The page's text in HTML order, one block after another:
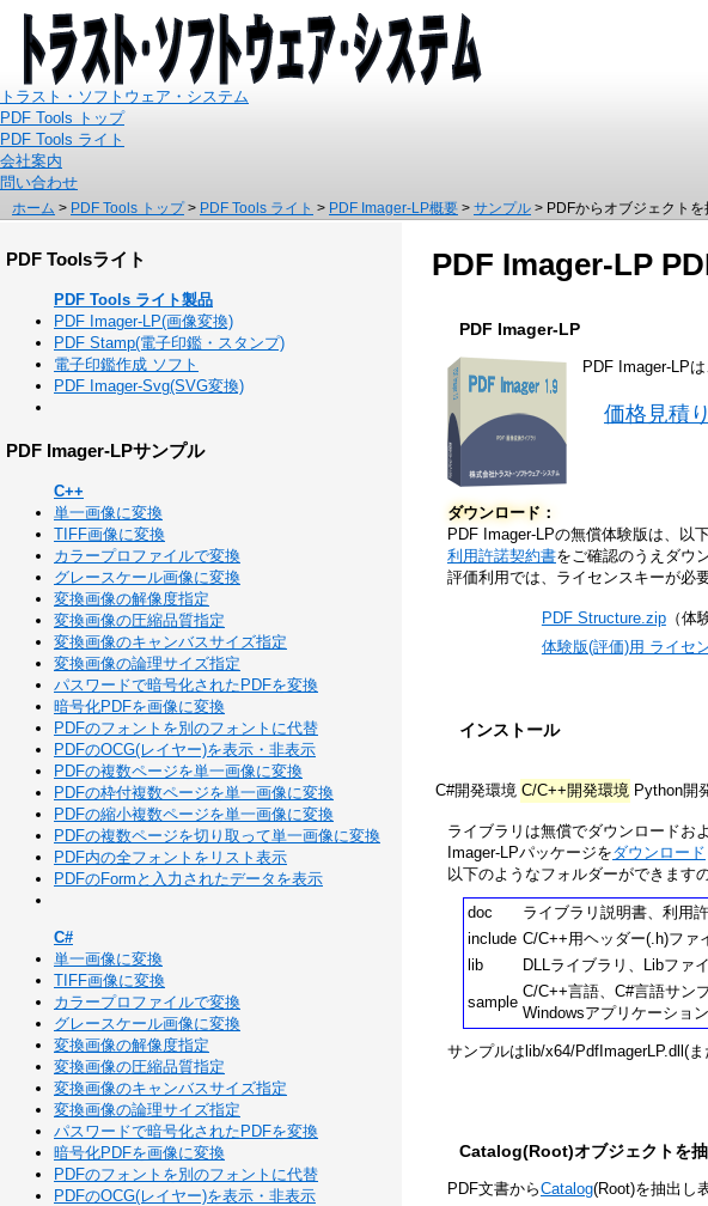
トラスト・ソフトウェア・システム
PDF Tools トップ
PDF Tools ライト
会社案内
問い合わせ
ホーム > PDF Tools トップ> PDF Tools ライト > PDF Imager-LP概要 > サンプル > PDFからオブジェクトを
PDF Imager-LP
PDF Imager-LP
PDF Imager-LP
価格見積り
ダウンロード：
PDF Imager-LPの無償体験版は、以
利用許諾契約書をご確認のうえダウ
評価利用では、ライセンスキーが必要
PDF Structure.zip（体
体験版(評価)用 ライセ
インストール
C#開発環境 C/C++開発環境 Python開
ライブラリは無償でダウンロードお
Imager-LPパッケージをダウンロード
以下のようなフォルダーができます
doc
ライブラリ説明書、利用
include C/C++用ヘッダー(.h)ファ
lib
DLLライブラリ、Libファ
sample
C/C++言語、C#言語サン
Windowsアプリケーショ
サンプルはlib/x64/PdfImagerLP.dll(
Catalog(Root)オブジェクトを
PDF文書からCatalog(Root)を抽出し
PDF Toolsライト
PDF Tools ライト製品
PDF Imager-LP(画像変換)
PDF Stamp(電子印鑑・スタンプ)
電子印鑑作成 ソフト
PDF Imager-Svg(SVG変換)
PDF Imager-LPサンプル
C++
単一画像に変換
TIFF画像に変換
カラープロファイルで変換
グレースケール画像に変換
変換画像の解像度指定
変換画像の圧縮品質指定
変換画像のキャンバスサイズ指定
変換画像の論理サイズ指定
パスワードで暗号化されたPDFを変換
暗号化PDFを画像に変換
PDFのフォントを別のフォントに代替
PDFのOCG(レイヤー)を表示・非表示
PDFの複数ページを単一画像に変換
PDFの枠付複数ページを単一画像に変換
PDFの縮小複数ページを単一画像に変換
PDFの複数ページを切り取って単一画像に変換
PDF内の全フォントをリスト表示
PDFのFormと入力されたデータを表示
C#
単一画像に変換
TIFF画像に変換
カラープロファイルで変換
グレースケール画像に変換
変換画像の解像度指定
変換画像の圧縮品質指定
変換画像のキャンバスサイズ指定
変換画像の論理サイズ指定
パスワードで暗号化されたPDFを変換
暗号化PDFを画像に変換
PDFのフォントを別のフォントに代替
PDFのOCG(レイヤー)を表示・非表示